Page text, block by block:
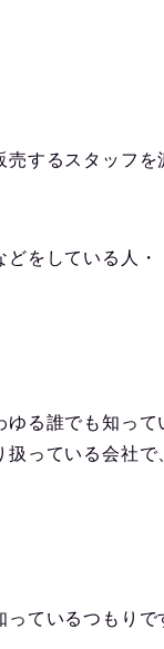
するスタッフを
をしている人
る誰でも知っ
っている会社
ているつもりで